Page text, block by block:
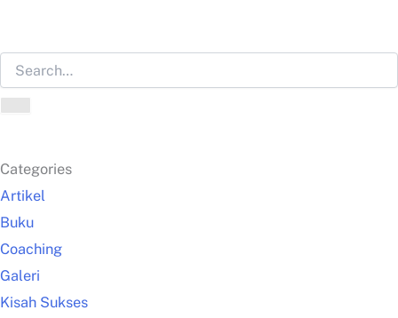
Categories
Artikel
Buku
Coaching
Galeri
Kisah Sukses